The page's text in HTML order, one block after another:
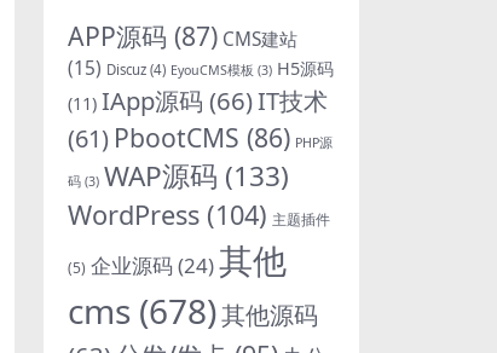
APP源码 (87) CMS建站
(15) Discuz (4) EyouCMS模板 (3) H5源码
(11) IApp源码 (66)IT技术
(61) PbootCMS (86) PHP源
码 (3) WAP源码 (133)
WordPress (104) 主题插件
(5) 企业源码(24)其他
cms (678)其他源码